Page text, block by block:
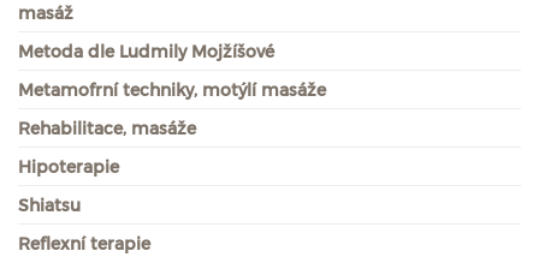
masáž
Metoda dle Ludmily Mojžíšové
Metamofrní techniky, motýlí masáže
Rehabilitace, masáže
Hipoterapie
Shiatsu
Reflexní terapie